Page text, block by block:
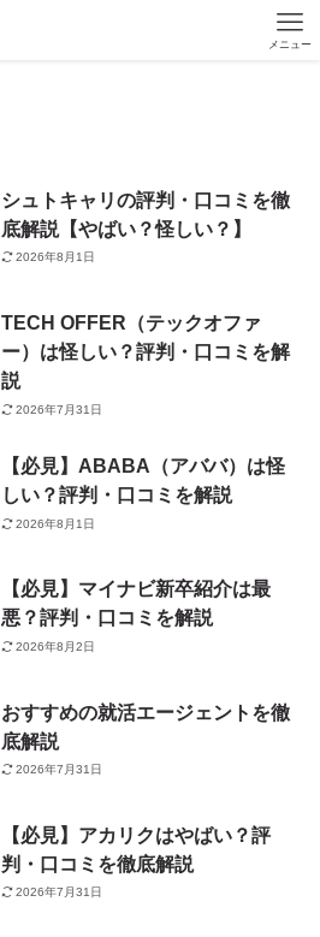
メニュー
シュトキャリの評判・口コミを徹
底解説【やばい？怪しい？】
2026年8月1日
TECH OFFER（テックオファ
ー）は怪しい？評判・口コミを解
説
2026年7月31日
【必見】ABABA（アババ）は怪
しい？評判・口コミを解説
2026年8月1日
【必見】マイナビ新卒紹介は最
悪？評判・口コミを解説
2026年8月2日
おすすめの就活エージェントを徹
底解説
2026年7月31日
【必見】アカリクはやばい？評
判・口コミを徹底解説
2026年7月31日